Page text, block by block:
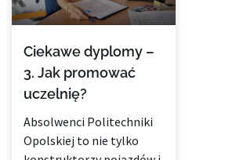
Ciekawe dyplomy –
3. Jak promować
uczelnię?
Absolwenci Politechniki
Opolskiej to nie tylko